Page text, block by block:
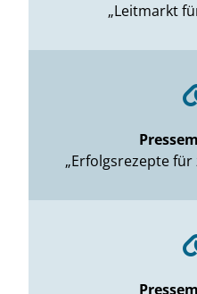
„Leitmarkt
„Erfolgsrezepte